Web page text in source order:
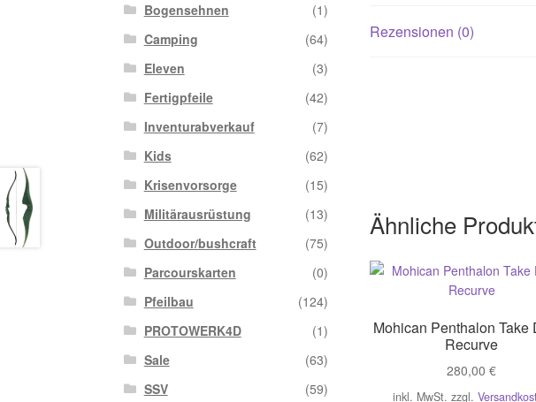
Rezensionen (0)
Ähnliche
Mohican Penthalon Take
Recurve
280,00€
inkl. MwSt. zzgl.
Bogensehnen
(1)
Camping
(64)
Eleven
(3)
Fertigpfeile
(42)
Inventurabverkauf
(7)
Kids
(62)
Krisenvorsorge
(15)
Militärausrüstung
(13)
Outdoor/bushcraft
(75)
Parcourskarten
(0)
Pfeilbau
(124)
PROTOWERK4D
(1)
Sale
(63)
SSV
(59)